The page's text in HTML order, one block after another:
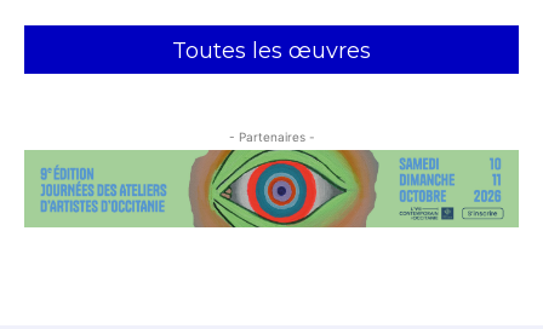
Toutes les œuvres
- Partenaires -